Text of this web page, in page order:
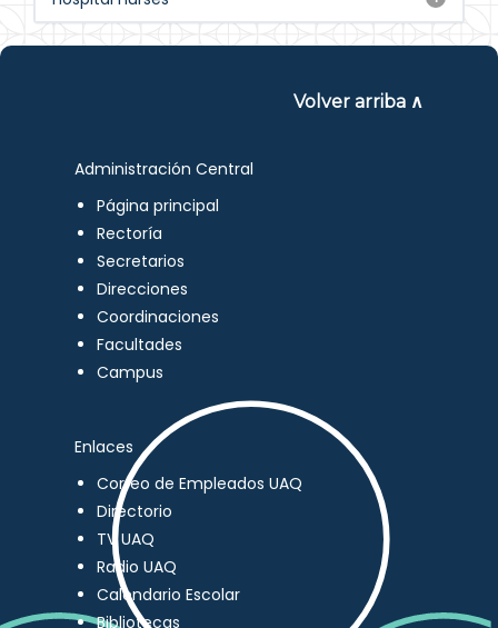
Volver arriba ∧
Administración Central
Página principal
Rectoría
Secretarios
Direcciones
Coordinaciones
Facultades
Campus
Enlaces
Correo de Empleados UAQ
Directorio
TV UAQ
Radio UAQ
Calendario Escolar
Bibliotecas